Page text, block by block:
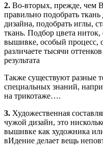
2. Во-вторых, прежде, чем
правильно подобрать
дизайна, подобрать иглы,
ткань. Подбор цвета
вышивке, особый процесс,
различаете тысячи
результата
Также существуют разные
специальных знаний,
на трикотаже….
3. Художественная
чужой дизайн, это
вышивке как художника
вИдение делает вещь